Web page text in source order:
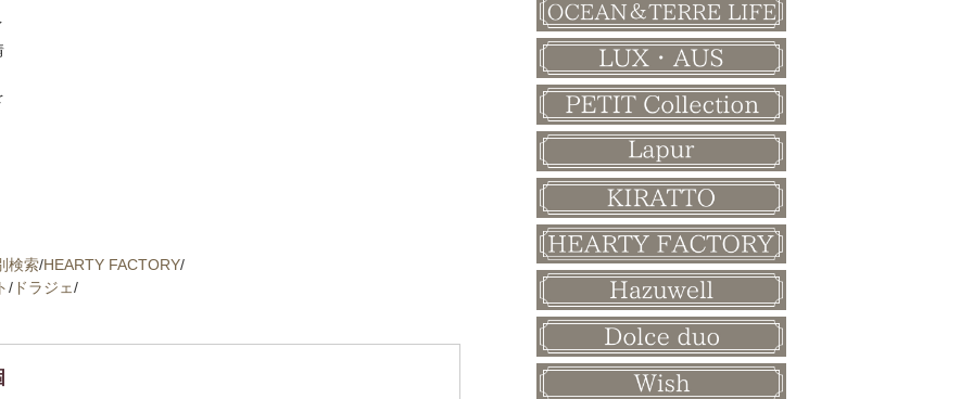
検索/HEARTY FACTORY/
/ ドラジェ/
父の日
敬老の日